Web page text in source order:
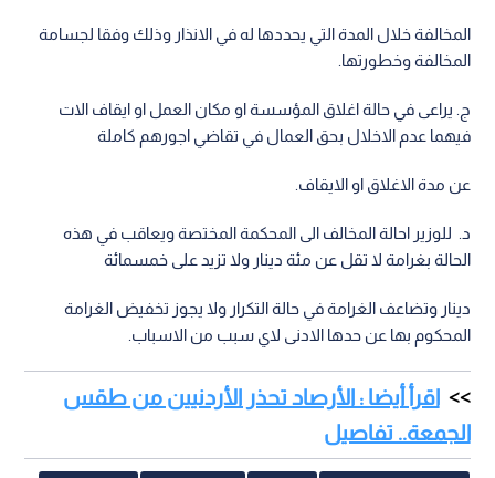
المخالفة خلال المدة التي يحددها له في الانذار وذلك وفقا لجسامة
المخالفة وخطورتها.
ج. يراعى في حالة اغلاق المؤسسة او مكان العمل او ايقاف الات
فيهما عدم الاخلال بحق العمال في تقاضي اجورهم كاملة
عن مدة الاغلاق او الايقاف.
د. للوزير احالة المخالف الى المحكمة المختصة ويعاقب في هذه
الحالة بغرامة لا تقل عن مئة دينار ولا تزيد على خمسمائة
دينار وتضاعف الغرامة في حالة التكرار ولا يجوز تخفيض الغرامة
المحكوم بها عن حدها الادنى لاي سبب من الاسباب.
اقرأ أيضا : الأرصاد تحذر الأردنيين من طقس
الجمعة.. تفاصيل